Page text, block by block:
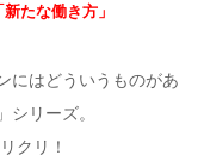
たな働き方」
にはどういうものがあ
シリーズ。
クリ！